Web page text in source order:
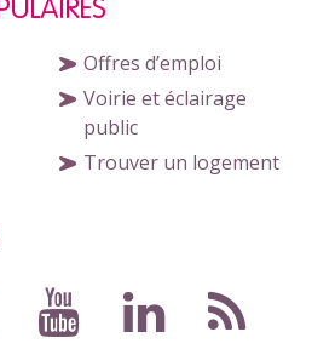
Offres d’emploi
Voirie et éclairage
public
Trouver un logement